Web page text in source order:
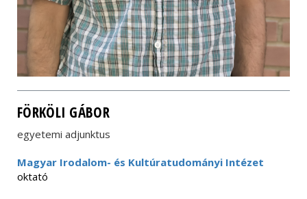
FÖRKÖLI GÁBOR
egyetemi adjunktus
Magyar Irodalom- és Kultúratudományi Intézet
oktató